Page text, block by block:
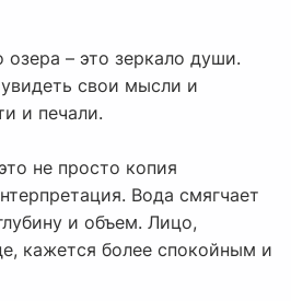
озера – это зеркало души.
свои мысли и
и печали.
не просто копия
Вода смягчает
и объем. Лицо,
кажется более спокойным и